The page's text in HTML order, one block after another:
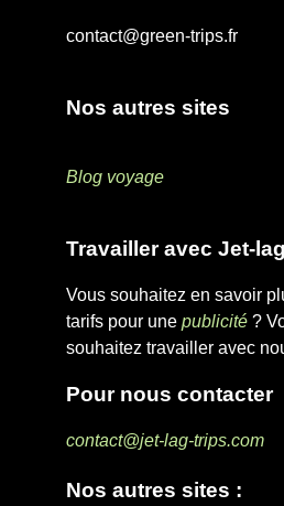
contact@green-trips.fr
Nos autres sites
Blog voyage
Travailler avec Jet-
Vous souhaitez en savoir
tarifs pour une publicité ?
souhaitez travailler avec
Pour nous contacter
contact@jet-lag-trips.com
Nos autres sites :